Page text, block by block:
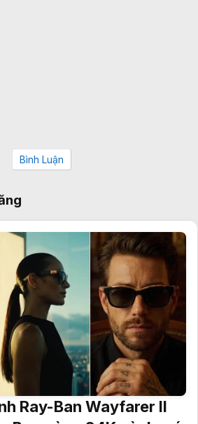
Bình Luận
Ray-Ban Wayfarer II